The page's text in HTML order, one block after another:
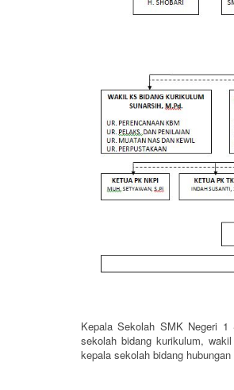
Kepala Sekolah SMK Negeri 1
sekolah bidang kurikulum,
kepala sekolah bidang